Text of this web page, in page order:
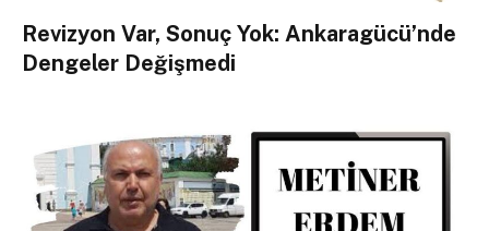
Revizyon Var, Sonuç Yok: Ankaragücü’nde
Dengeler Değişmedi